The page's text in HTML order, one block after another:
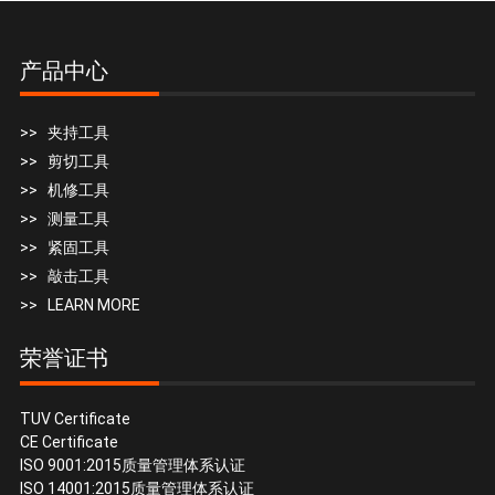
产品中心
>> 夹持工具
>> 剪切工具
>> 机修工具
>> 测量工具
>> 紧固工具
>> 敲击工具
>> LEARN MORE
荣誉证书
TUV Certificate
CE Certificate
ISO 9001:2015质量管理体系认证
ISO 14001:2015质量管理体系认证